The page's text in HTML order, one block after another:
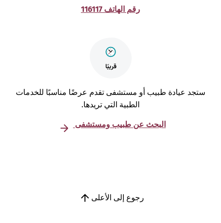
رقم الهاتف 116117
عيادة طبيب أو مستشفى تقدم عرضًا مناسبًا للخدمات
الطبية التي تريدها.
البحث عن طبيب ومستشفى
رجوع إلى الأعلى